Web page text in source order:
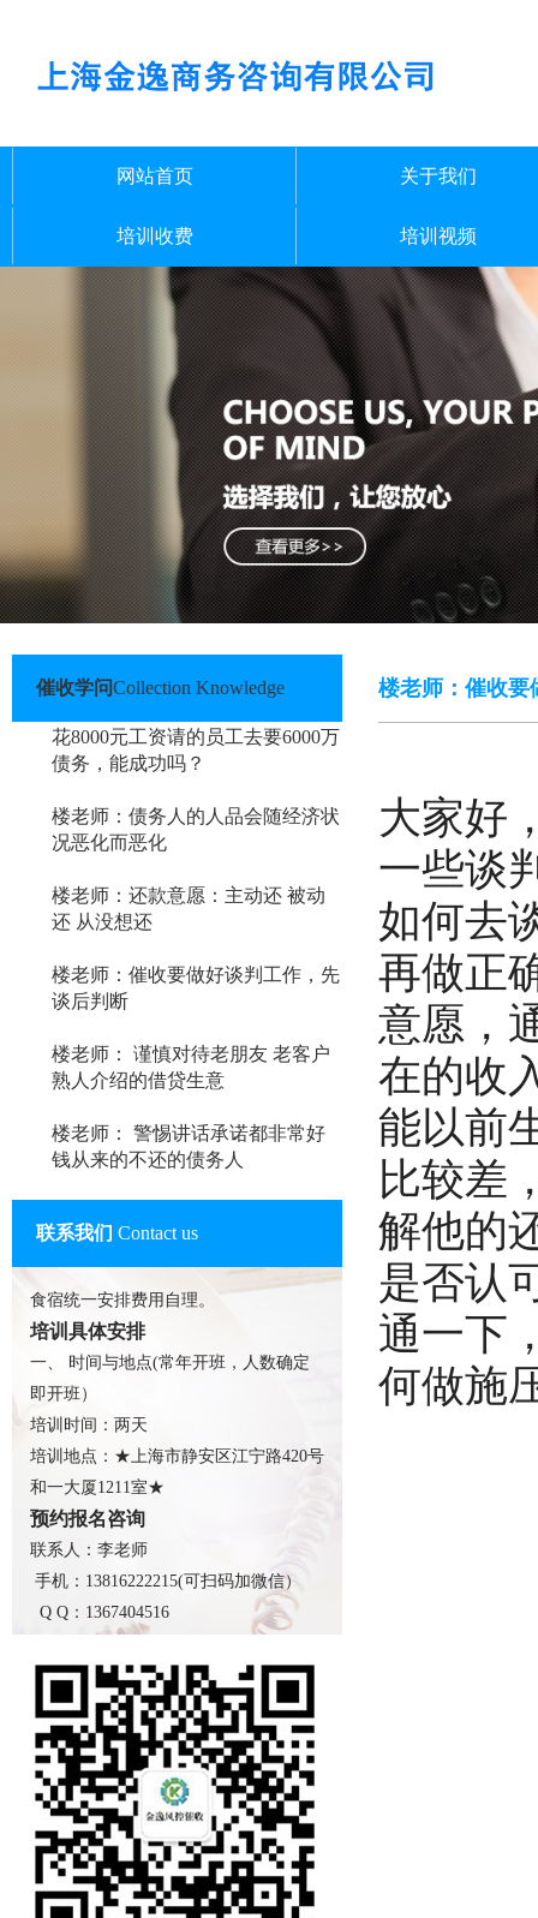
网站首页 关于我们
培训收费 培训视频
催收学问Collection Knowledge
花8000元工资请的员工去要6000万
债务，能成功吗？
楼老师：债务人的人品会随经济状
况恶化而恶化
楼老师：还款意愿：主动还 被动
还 从没想还
楼老师：催收要做好谈判工作，先
谈后判断
楼老师： 谨慎对待老朋友 老客户
熟人介绍的借贷生意
楼老师： 警惕讲话承诺都非常好
钱从来的不还的债务人
联系我们 Contact us
食宿统一安排费用自理。
培训具体安排
一、 时间与地点(常年开班，人数确定
即开班）
培训时间：两天
培训地点：★上海市静安区江宁路420号
和一大厦1211室★
预约报名咨询
联系人：李老师
手机：13816222215(可扫码加微信）
Q Q：1367404516
楼老师：催收要
大家好
一些谈
如何去
再做正
意愿，
在的收
能以前
比较差
解他的
是否认
通一下
何做施